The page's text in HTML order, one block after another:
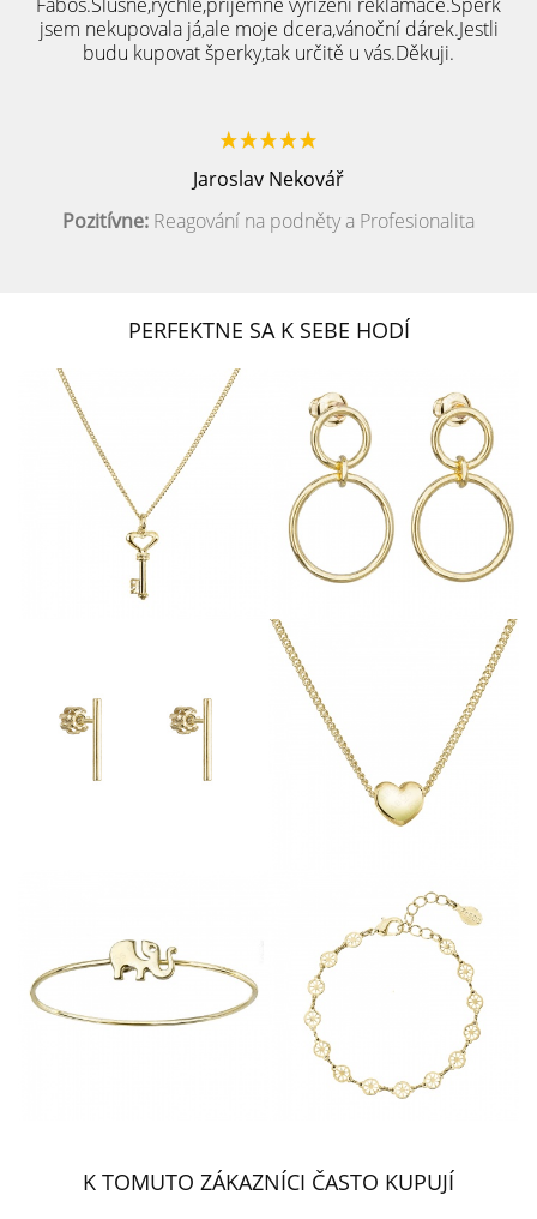
jsem nekupovala já,ale moje dcera,vánoční dárek.Jestli
budu kupovat šperky,tak určitě u vás.Děkuji.
Jaroslav Nekovář
Pozitívne: Reagování na podněty a Profesionalita
PERFEKTNE SA K SEBE HODÍ
K TOMUTO ZÁKAZNÍCI ČASTO KUPUJÍ